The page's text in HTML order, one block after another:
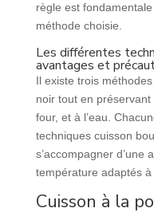
règle est
méthode choisie.
Les différentes
avantages et
Il existe trois
noir tout en
four, et à l’eau.
techniques cuisson
s’accompagner d’une
température adaptés à
Cuisson à la